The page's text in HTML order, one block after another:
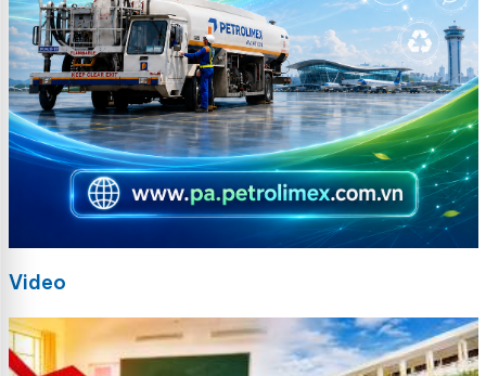
Video